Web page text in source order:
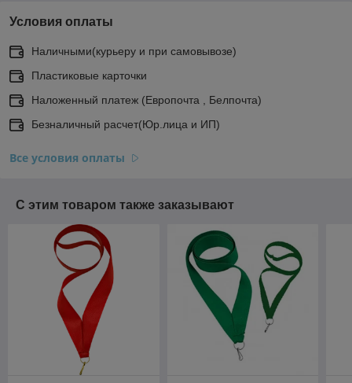
Условия оплаты
Наличными(курьеру и при самовывозе)
Пластиковые карточки
Наложенный платеж (Европочта , Белпочта)
Безналичный расчет(Юр.лица и ИП)
Все условия оплаты
С этим товаром также заказывают